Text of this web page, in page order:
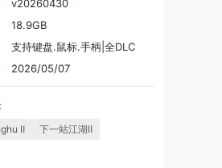
v20260430
18.9GB
支持键盘.鼠标.手柄|全DLC
2026/05/07
Ⅱ 下一站江湖Ⅱ